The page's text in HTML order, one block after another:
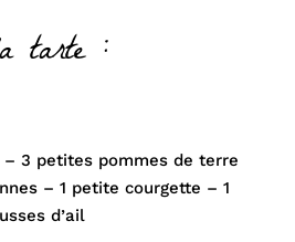
tarte :
– 3 petites pommes de terre
– 1 petite courgette – 1
d’ail